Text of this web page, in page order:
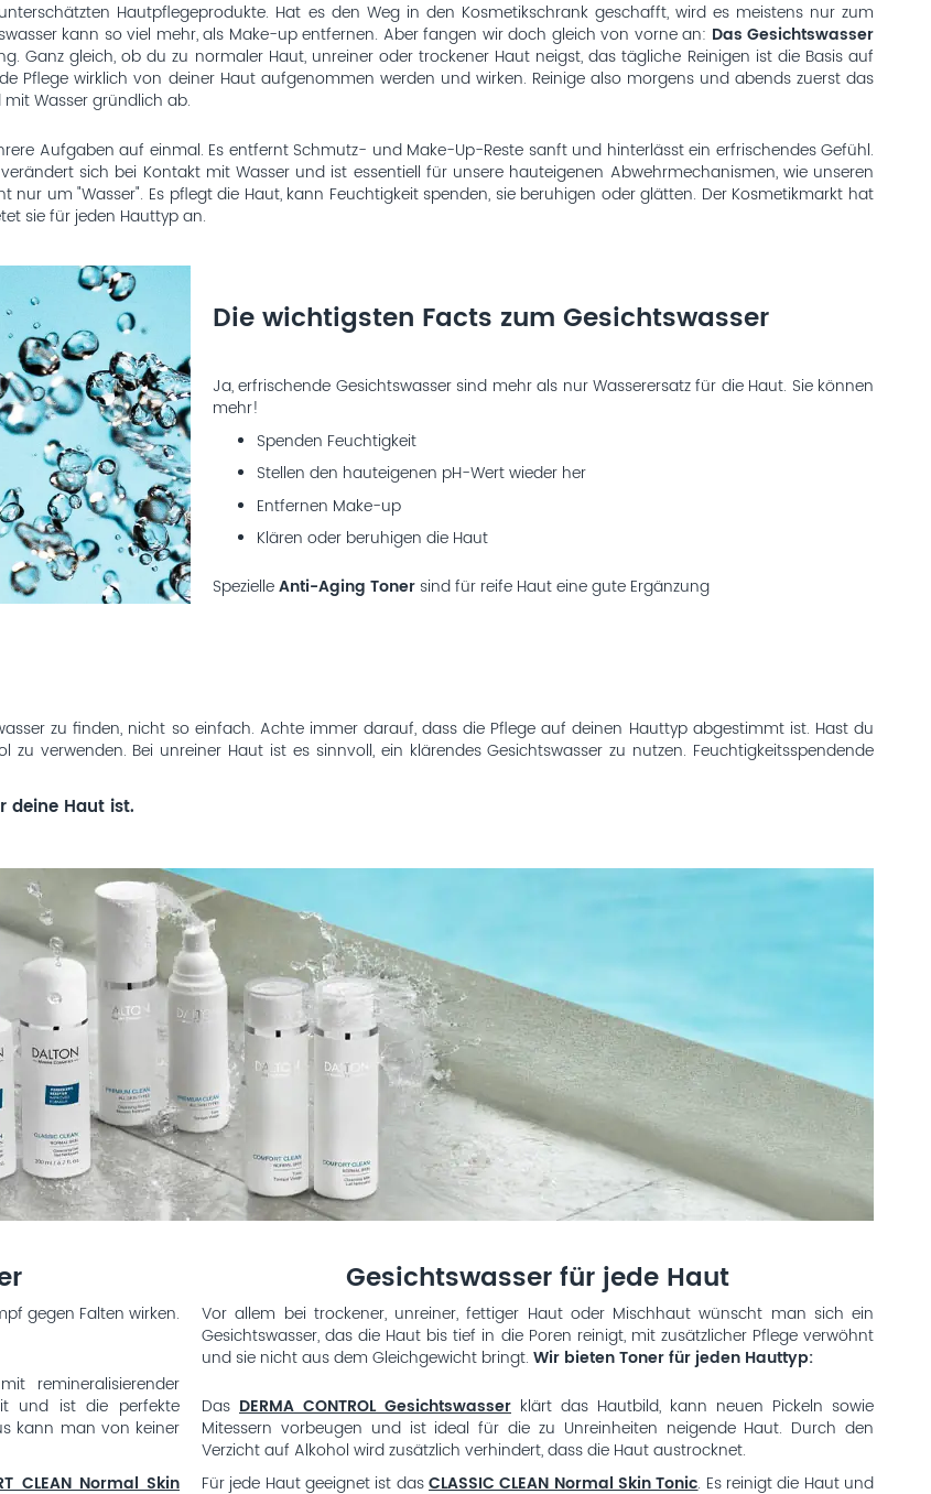
Hautpflegeprodukte. Hat es den Weg in den Kosmetikschrank geschafft, wird es meistens nur zum
kann so viel mehr, als Make-up entfernen. Aber fangen wir doch gleich von vorne an: Das Gesichtswasser
Ganz gleich, ob du zu normaler Haut, unreiner oder trockener Haut neigst, das tägliche Reinigen ist die Basis auf
Pflege wirklich von deiner Haut aufgenommen werden und wirken. Reinige also morgens und abends zuerst das
Wasser gründlich ab.
Aufgaben auf einmal. Es entfernt Schmutz- und Make-Up-Reste sanft und hinterlässt ein erfrischendes Gefühl.
sich bei Kontakt mit Wasser und ist essentiell für unsere hauteigenen Abwehrmechanismen, wie unseren
um "Wasser". Es pflegt die Haut, kann Feuchtigkeit spenden, sie beruhigen oder glätten. Der Kosmetikmarkt hat
sie für jeden Hauttyp an.
Die wichtigsten Facts zum Gesichtswasser
Ja, erfrischende Gesichtswasser sind mehr als nur Wasserersatz für die Haut. Sie können
mehr!
Spenden Feuchtigkeit
Stellen den hauteigenen pH-Wert wieder her
Entfernen Make-up
Klären oder beruhigen die Haut
SpezielleAnti-Aging Tonersind für reife Haut eine gute Ergänzung
zu finden, nicht so einfach. Achte immer darauf, dass die Pflege auf deinen Hauttyp abgestimmt ist. Hast du
verwenden. Bei unreiner Haut ist es sinnvoll, ein klärendes Gesichtswasser zu nutzen. Feuchtigkeitsspendende
deine Haut ist.
gegen Falten wirken.
remineralisierender
und ist die perfekte
kann man von keiner
CLEAN Normal Skin
Gesichtswasser für jede Haut
Vor allem bei trockener, unreiner, fettiger Haut oder Mischhaut wünscht man sich ein
Gesichtswasser, das die Haut bis tief in die Poren reinigt, mit zusätzlicher Pflege verwöhnt
und sie nicht aus dem Gleichgewicht bringt. Wir bieten Toner für jeden Hauttyp:
Das DERMA CONTROL Gesichtswasser klärt das Hautbild, kann neuen Pickeln sowie
Mitessern vorbeugen und ist ideal für die zu Unreinheiten neigende Haut. Durch den
Verzicht auf Alkohol wird zusätzlich verhindert, dass die Haut austrocknet.
Für jede Haut geeignet ist dasCLASSIC CLEAN Normal Skin Tonic. Es reinigt die Haut und